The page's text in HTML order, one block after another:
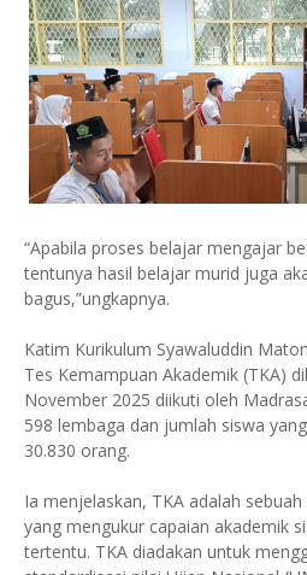
“Apabila proses belajar mengajar
tentunya hasil belajar murid juga
bagus,”ungkapnya.
Katim Kurikulum Syawaluddin
Tes Kemampuan Akademik (TKA)
November 2025 diikuti oleh
598 lembaga dan jumlah siswa
30.830 orang.
Ia menjelaskan, TKA adalah
yang mengukur capaian akademik
tertentu. TKA diadakan untuk